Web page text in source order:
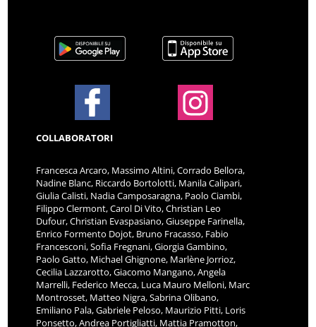
COLLABORATORI
Francesca Arcaro, Massimo Altini, Corrado Bellora,
Nadine Blanc, Riccardo Bortolotti, Manila Calipari,
Giulia Calisti, Nadia Camposaragna, Paolo Ciambi,
Filippo Clermont, Carol Di Vito, Christian Leo
Dufour, Christian Evaspasiano, Giuseppe Farinella,
Enrico Formento Dojot, Bruno Fracasso, Fabio
Francesconi, Sofia Fregnani, Giorgia Gambino,
Paolo Gatto, Michael Ghignone, Marlène Jorrioz,
Cecilia Lazzarotto, Giacomo Mangano, Angela
Marrelli, Federico Mecca, Luca Mauro Melloni, Marc
Montrosset, Matteo Nigra, Sabrina Olibano,
Emiliano Pala, Gabriele Peloso, Maurizio Pitti, Loris
Ponsetto, Andrea Portigliatti, Mattia Pramotton,